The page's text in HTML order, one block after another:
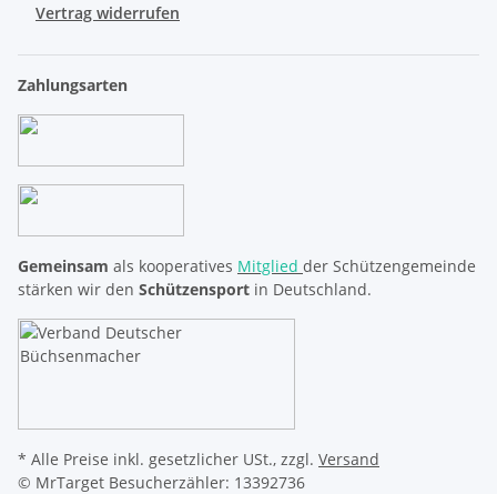
Vertrag widerrufen
Zahlungsarten
Gemeinsam als kooperatives Mitglied der Schützengemeinde
stärken wir den Schützensport in Deutschland.
* Alle Preise inkl. gesetzlicher USt., zzgl. Versand
© MrTarget Besucherzähler: 13392736